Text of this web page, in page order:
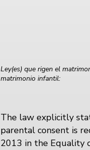
Ley(es) que rigen el
matrimonio infantil:
The law explicitly
parental consent is
2013 in the Equality